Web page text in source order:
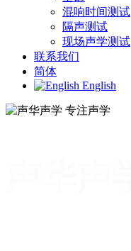
混响时间测试
隔声测试
现场声学测试
联系我们
简体
English